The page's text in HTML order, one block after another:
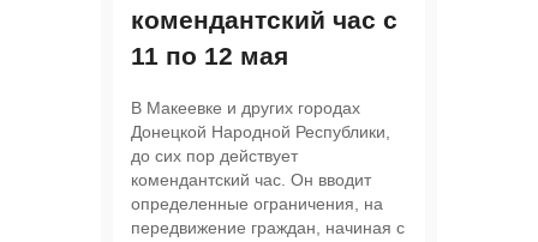
комендантский час с
11 по 12 мая
В Макеевке и других городах
Донецкой Народной Республики,
до сих пор действует
комендантский час. Он вводит
определенные ограничения, на
передвижение граждан, начиная с